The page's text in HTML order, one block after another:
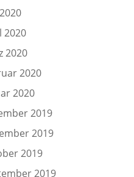
2020
2020
2020
2020
2019
2019
2019
2019